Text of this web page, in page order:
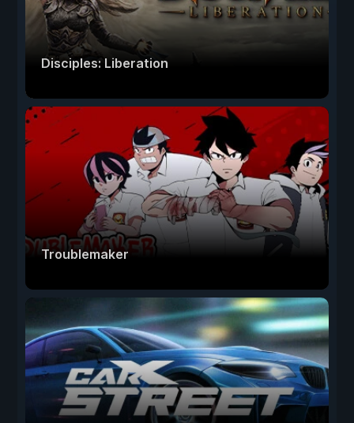
Disciples: Liberation
Troublemaker